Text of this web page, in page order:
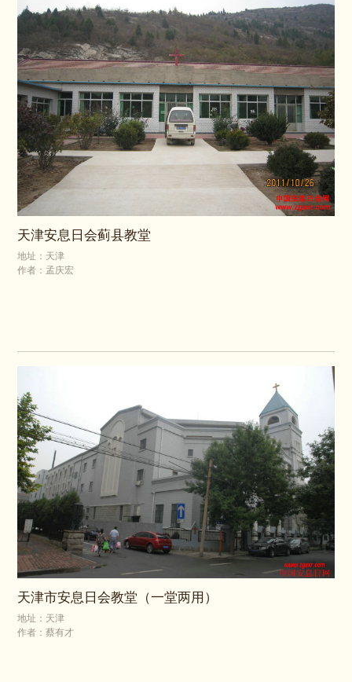
天津安息日会蓟县教堂
地址：天津
作者：孟庆宏
天津市安息日会教堂（一堂两用）
地址：天津
作者：蔡有才